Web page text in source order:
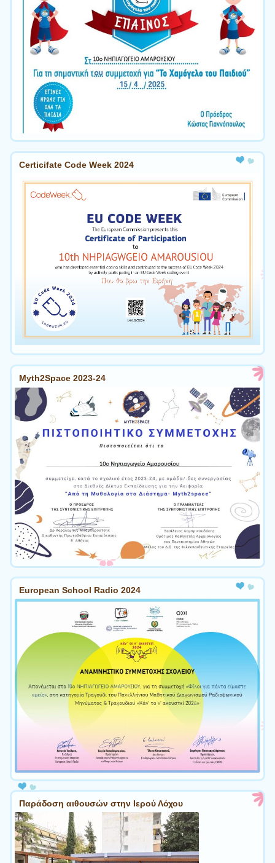
Certicifate Code Week 2024
Myth2Space 2023-24
European School Radio 2024
Παράδοση αιθουσών στην Ιερού Λόχου